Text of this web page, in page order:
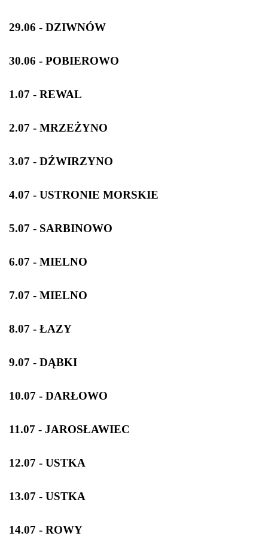
29.06 - DZIWNÓW
30.06 - POBIEROWO
1.07 - REWAL
2.07 - MRZEŻYNO
3.07 - DŹWIRZYNO
4.07 - USTRONIE MORSKIE
5.07 - SARBINOWO
6.07 - MIELNO
7.07 - MIELNO
8.07 - ŁAZY
9.07 - DĄBKI
10.07 - DARŁOWO
11.07 - JAROSŁAWIEC
12.07 - USTKA
13.07 - USTKA
14.07 - ROWY